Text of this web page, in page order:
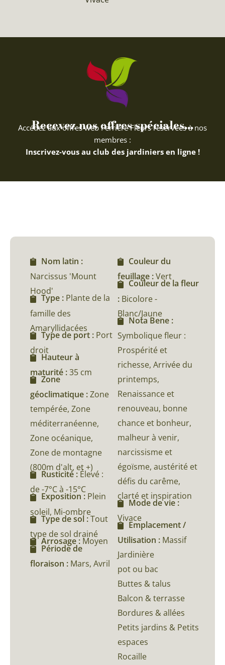
Recevez nos offres spéciales...
Accédez aux offres web Ferriere Fleurs réservées à nos
membres :
Inscrivez-vous au club des jardiniers en ligne !
Nom latin :
Narcissus 'Mount
Hood'
Type : Plante de la
famille des
Amaryllidacées
Type de port : Port
droit
Hauteur à
maturité :35 cm
Zone
géoclimatique :Zone
tempérée, Zone
méditerranéenne,
Zone océanique,
Zone de montagne
(800m d'alt, et +)
Rusticité : Élevé :
de -7°C à -15°C
Exposition : Plein
soleil, Mi-ombre
Type de sol :Tout
type de sol drainé
Arrosage : Moyen
Période de
floraison : Mars, Avril
Couleur du
feuillage :Vert
Couleur de la fleur
: Bicolore -
Blanc/Jaune
Nota Bene :
Symbolique fleur :
Prospérité et
richesse, Arrivée du
printemps,
Renaissance et
renouveau, bonne
chance et bonheur,
malheur à venir,
narcissisme et
égoïsme, austérité et
défis du carême,
clarté et inspiration
Mode de vie :
Vivace
Emplacement /
Utilisation : Massif
Jardinière
pot ou bac
Buttes & talus
Balcon & terrasse
Bordures & allées
Petits jardins & Petits
espaces
Rocaille